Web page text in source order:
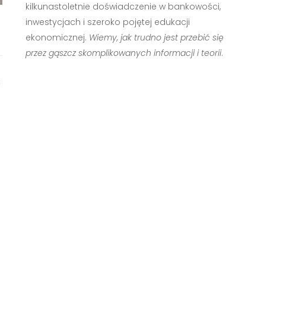
kilkunastoletnie doświadczenie w bankowości,
inwestycjach i szeroko pojętej edukacji
ekonomicznej. Wiemy, jak trudno jest przebić się
przez gąszcz skomplikowanych informacji i teorii.